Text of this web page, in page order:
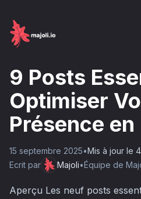
9 Posts
Optimiser
Présence en
15 septembre 2025•Mis à jour le
Ecrit par
Majoli•Équipe de
Aperçu Les neuf posts